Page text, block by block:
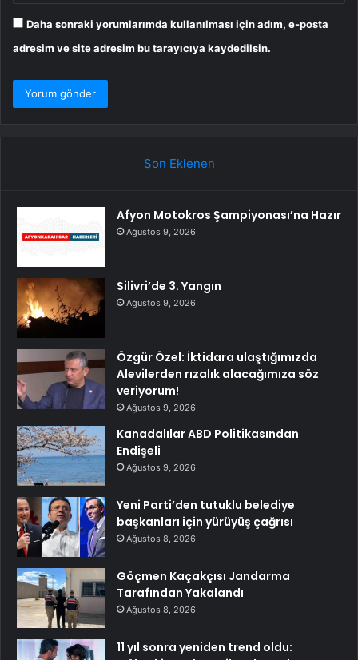
Daha sonraki yorumlarımda kullanılması için adım, e-posta
adresim ve site adresim bu tarayıcıya kaydedilsin.
Son Eklenen
Afyon Motokros Şampiyonası’na Hazır
Ağustos 9, 2026
Silivri’de 3. Yangın
Ağustos 9, 2026
Özgür Özel: İktidara ulaştığımızda
Alevilerden rızalık alacağımıza söz
veriyorum!
Ağustos 9, 2026
Kanadalılar ABD Politikasından
Endişeli
Ağustos 9, 2026
Yeni Parti’den tutuklu belediye
başkanları için yürüyüş çağrısı
Ağustos 8, 2026
Göçmen Kaçakçısı Jandarma
Tarafından Yakalandı
Ağustos 8, 2026
11 yıl sonra yeniden trend oldu: